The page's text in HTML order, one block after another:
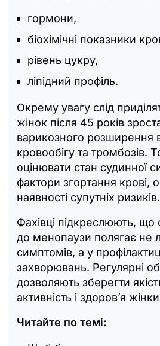
гормони,
біохімічні показники
рівень цукру,
ліпідний профіль.
Окрему увагу слід
жінок після 45 років
варикозного розширення
кровообігу та тромбозів.
оцінювати стан судинної
фактори згортання крові,
наявності супутніх ризиків.
Фахівці підкреслюють, що
до менопаузи полягає не
симптомів, а у
захворювань. Регулярні
дозволяють зберегти
активність і здоров’я
Читайте по темі: